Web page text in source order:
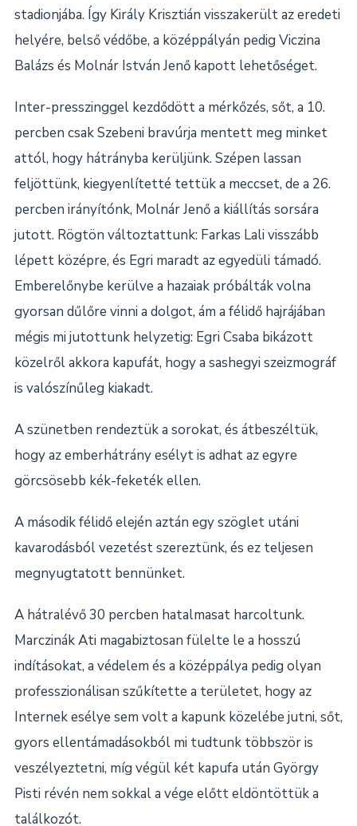
stadionjába. Így Király Krisztián visszakerült az eredeti
helyére, belső védőbe, a középpályán pedig Viczina
Balázs és Molnár István Jenő kapott lehetőséget.
Inter-presszinggel kezdődött a mérkőzés, sőt, a 10.
percben csak Szebeni bravúrja mentett meg minket
attól, hogy hátrányba kerüljünk. Szépen lassan
feljöttünk, kiegyenlítetté tettük a meccset, de a 26.
percben irányítónk, Molnár Jenő a kiállítás sorsára
jutott. Rögtön változtattunk: Farkas Lali visszább
lépett középre, és Egri maradt az egyedüli támadó.
Emberelőnybe kerülve a hazaiak próbálták volna
gyorsan dűlőre vinni a dolgot, ám a félidő hajrájában
mégis mi jutottunk helyzetig: Egri Csaba bikázott
közelről akkora kapufát, hogy a sashegyi szeizmográf
is valószínűleg kiakadt.
A szünetben rendeztük a sorokat, és átbeszéltük,
hogy az emberhátrány esélyt is adhat az egyre
görcsösebb kék-feketék ellen.
A második félidő elején aztán egy szöglet utáni
kavarodásból vezetést szereztünk, és ez teljesen
megnyugtatott bennünket.
A hátralévő 30 percben hatalmasat harcoltunk.
Marczinák Ati magabiztosan fülelte le a hosszú
indításokat, a védelem és a középpálya pedig olyan
professzionálisan szűkítette a területet, hogy az
Internek esélye sem volt a kapunk közelébe jutni, sőt,
gyors ellentámadásokból mi tudtunk többször is
veszélyeztetni, míg végül két kapufa után György
Pisti révén nem sokkal a vége előtt eldöntöttük a
találkozót.